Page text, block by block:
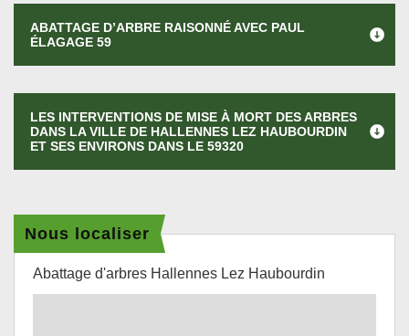
ABATTAGE D’ARBRE RAISONNÉ AVEC PAUL
ÉLAGAGE 59
LES INTERVENTIONS DE MISE À MORT DES ARBRES
DANS LA VILLE DE HALLENNES LEZ HAUBOURDIN
ET SES ENVIRONS DANS LE 59320
Nous localiser
Abattage d'arbres Hallennes Lez Haubourdin